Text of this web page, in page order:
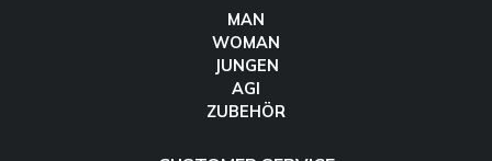
MAN
WOMAN
JUNGEN
AGI
ZUBEHÖR